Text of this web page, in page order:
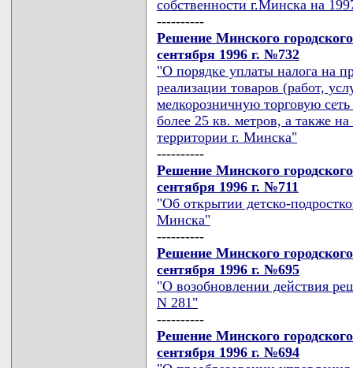
собственности г.Минска на
----------
Решение Минского
сентября 1996 г. №732
"О порядке уплаты налога на
реализации товаров (работ,
мелкорозничную торговую
более 25 кв. метров, а также
территории г. Минска"
----------
Решение Минского
сентября 1996 г. №711
"Об открытии детско-
Минска"
----------
Решение Минского
сентября 1996 г. №695
"О возобновлении действия
N 281"
----------
Решение Минского
сентября 1996 г. №694